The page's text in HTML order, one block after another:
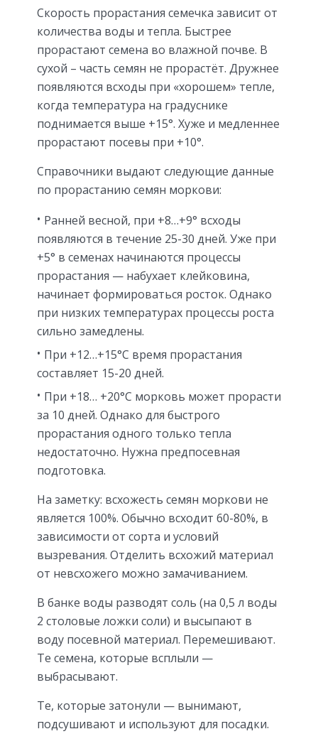
Скорость прорастания семечка зависит от
количества воды и тепла. Быстрее
прорастают семена во влажной почве. В
сухой – часть семян не прорастёт. Дружнее
появляются всходы при «хорошем» тепле,
когда температура на градуснике
поднимается выше +15°. Хуже и медленнее
прорастают посевы при +10°.
Справочники выдают следующие данные
по прорастанию семян моркови:
Ранней весной, при +8…+9° всходы
появляются в течение 25-30 дней. Уже при
+5° в семенах начинаются процессы
прорастания — набухает клейковина,
начинает формироваться росток. Однако
при низких температурах процессы роста
сильно замедлены.
При +12…+15°С время прорастания
составляет 15-20 дней.
При +18… +20°С морковь может прорасти
за 10 дней. Однако для быстрого
прорастания одного только тепла
недостаточно. Нужна предпосевная
подготовка.
На заметку: всхожесть семян моркови не
является 100%. Обычно всходит 60-80%, в
зависимости от сорта и условий
вызревания. Отделить всхожий материал
от невсхожего можно замачиванием.
В банке воды разводят соль (на 0,5 л воды
2 столовые ложки соли) и высыпают в
воду посевной материал. Перемешивают.
Те семена, которые всплыли —
выбрасывают.
Те, которые затонули — вынимают,
подсушивают и используют для посадки.